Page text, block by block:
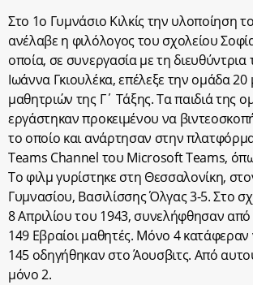
Στο 1ο Γυμνάσιο Κιλκίς την υλοποίηση
ανέλαβε η φιλόλογος του σχολείου
οποία, σε συνεργασία με τη διευθύντρια
Ιωάννα Γκιουλέκα, επέλεξε την ομάδα
μαθητριών της Γ΄ Τάξης. Τα παιδιά της
εργάστηκαν προκειμένου να
το οποίο και ανάρτησαν στην
Teams Channel του Microsoft Teams,
Το φιλμ γυρίστηκε στη Θεσσαλονίκη,
Γυμνασίου, Βασιλίσσης Όλγας 3-5. Στο
8 Απριλίου του 1943, συνελήφθησαν
149 Εβραίοι μαθητές. Μόνο 4 κατάφεραν
145 οδηγήθηκαν στο Άουσβιτς. Από
μόνο 2.